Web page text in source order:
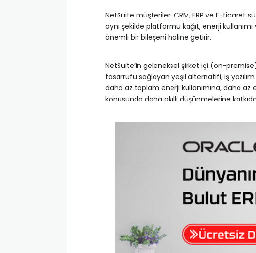
NetSuite müşterileri CRM, ERP ve E-ticaret
aynı şekilde platformu kağıt, enerji
önemli bir bileşeni haline getirir.
NetSuite’in geleneksel şirket içi (on-premise)
tasarrufu sağlayan yeşil alternatifi, iş
daha az toplam enerji kullanımına, daha
konusunda daha akıllı düşünmelerine